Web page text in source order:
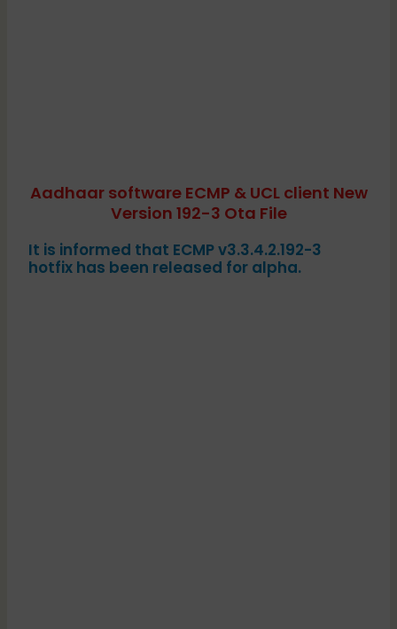
Aadhaar software ECMP & UCL client New
Version 192-3 Ota File
It is informed that ECMP v3.3.4.2.192-3
hotfix has been released for alpha.